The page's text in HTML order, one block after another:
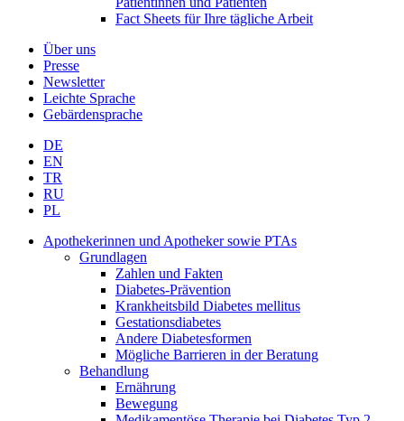
Fact Sheets für Ihre tägliche Arbeit
Über uns
Presse
Newsletter
Leichte Sprache
Gebärdensprache
DE
EN
TR
RU
PL
Apothekerinnen und Apotheker sowie PTAs
Grundlagen
Zahlen und Fakten
Diabetes-Prävention
Krankheitsbild Diabetes mellitus
Gestationsdiabetes
Andere Diabetesformen
Mögliche Barrieren in der Beratung
Behandlung
Ernährung
Bewegung